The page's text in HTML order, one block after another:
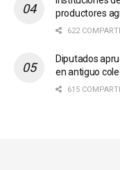
productores
622
Diputados
en antiguo
615